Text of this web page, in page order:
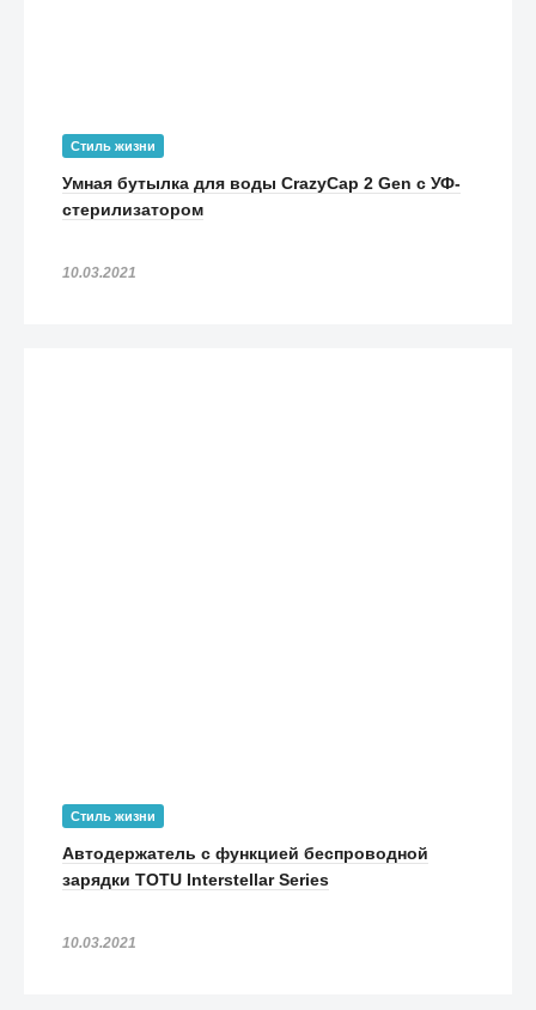
Стиль жизни
Умная бутылка для воды CrazyCap 2 Gen с УФ-
стерилизатором
10.03.2021
Стиль жизни
Автодержатель с функцией беспроводной
зарядки TOTU Interstellar Series
10.03.2021